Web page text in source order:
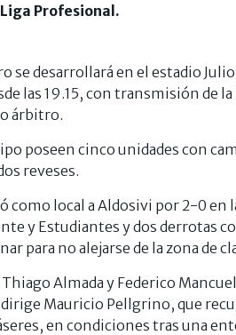
Profesional.
se desarrollará en el estadio
las 19.15, con transmisión de
árbitro.
poseen cinco unidades con
reveses.
como local a Aldosivi por 2-0 en
y Estudiantes y dos derrotas
para no alejarse de la zona de
Thiago Almada y Federico
Mauricio Pellgrino, que
en condiciones tras una